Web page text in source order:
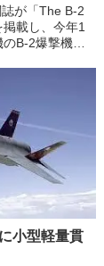
が「The B-2
載し、今年1
B-2爆撃機に
領が執務最終
戦は、カー
小型軽量貫